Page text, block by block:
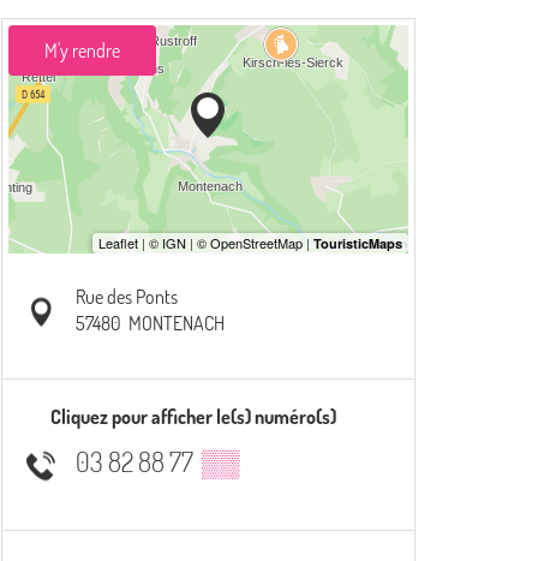
M'y rendre
Rue des Ponts
57480 MONTENACH
Cliquez pour afficher le(s) numéro(s)
03 82 88 77 ▒▒